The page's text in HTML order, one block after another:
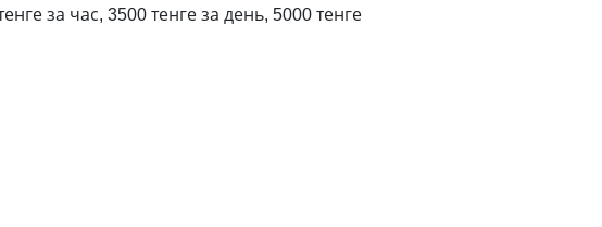
за час, 3500 тенге за день, 5000 тенге